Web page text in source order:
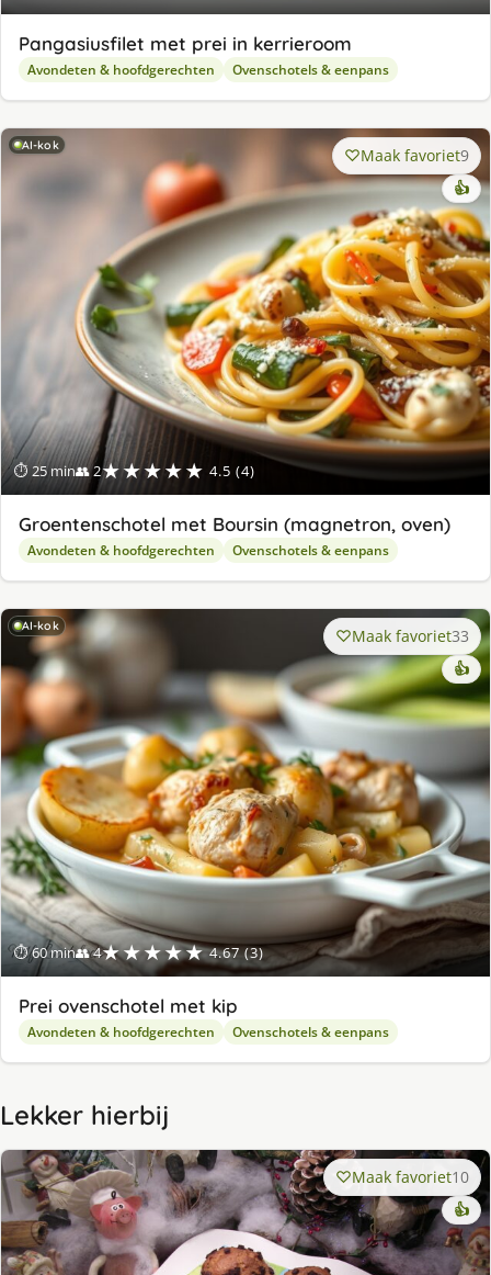
Pangasiusfilet met prei in kerrieroom
Avondeten & hoofdgerechten Ovenschotels & eenpans
AI-kok
⏱ 25 min👥 2★★★★★ 4.5 (4)
Maak favoriet9
👍
Groentenschotel met Boursin (magnetron, oven)
Avondeten & hoofdgerechten Ovenschotels & eenpans
AI-kok
⏱ 60 min👥 4★★★★★ 4.67 (3)
Maak favoriet33
👍
Prei ovenschotel met kip
Avondeten & hoofdgerechten Ovenschotels & eenpans
Lekker hierbij
Maak favoriet10
👍